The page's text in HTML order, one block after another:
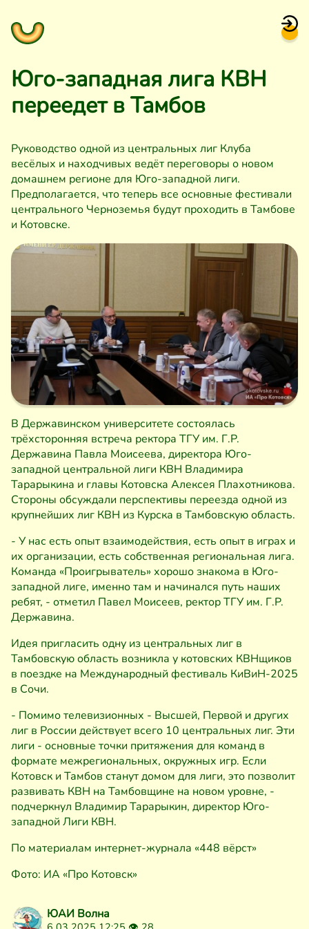
Юго-западная лига КВН
переедет в Тамбов
Руководство одной из центральных лиг Клуба
весёлых и находчивых ведёт переговоры о новом
домашнем регионе для Юго-западной лиги.
Предполагается, что теперь все основные фестивали
центрального Черноземья будут проходить в Тамбове
и Котовске.
В Державинском университете состоялась
трёхсторонняя встреча ректора ТГУ им. Г.Р.
Державина Павла Моисеева, директора Юго-
западной центральной лиги КВН Владимира
Тарарыкина и главы Котовска Алексея Плахотникова.
Стороны обсуждали перспективы переезда одной из
крупнейших лиг КВН из Курска в Тамбовскую область.
- У нас есть опыт взаимодействия, есть опыт в играх и
их организации, есть собственная региональная лига.
Команда «Проигрыватель» хорошо знакома в Юго-
западной лиге, именно там и начинался путь наших
ребят, - отметил Павел Моисеев, ректор ТГУ им. Г.Р.
Державина.
Идея пригласить одну из центральных лиг в
Тамбовскую область возникла у котовских КВНщиков
в поездке на Международный фестиваль КиВиН-2025
в Сочи.
- Помимо телевизионных - Высшей, Первой и других
лиг в России действует всего 10 центральных лиг. Эти
лиги - основные точки притяжения для команд в
формате межрегиональных, окружных игр. Если
Котовск и Тамбов станут домом для лиги, это позволит
развивать КВН на Тамбовщине на новом уровне, -
подчеркнул Владимир Тарарыкин, директор Юго-
западной Лиги КВН.
По материалам интернет-журнала «448 вёрст»
Фото: ИА «Про Котовск»
ЮАИ Волна